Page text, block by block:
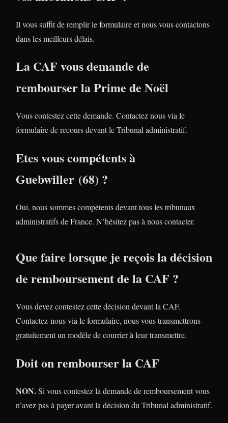
Il vous suffit de remplir le formulaire et nous vous contactons
dans les meilleurs délais.
La CAF vous demande de
rembourser la Prime de Noël
Vous contestez cette demande. Contactez nous via le
formulaire de recours devant le Tribunal administratif.
Etes vous compétents à
Guebwiller (68) ?
Oui, nous sommes compétents devant tous les tribunaux
administratifs de France. N’hésitez pas à nous contacter.
Que faire lorsque je reçois la décision
de remboursement de la CAF ?
Vous devez contestez cette décision devant la CAF.
Contactez-nous via le formulaire, nous vous transmettrons
gratuitement un modèle de courrier à leur transmettre.
Doit on rembourser la CAF
NON.Si vous contestez la demande de remboursement vous
n’avez pas à payer avant la décision du Tribunal administratif.